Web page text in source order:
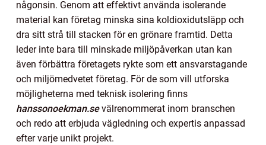
någonsin. Genom att effektivt använda isolerande
material kan företag minska sina koldioxidutsläpp och
dra sitt strå till stacken för en grönare framtid. Detta
leder inte bara till minskade miljöpåverkan utan kan
även förbättra företagets rykte som ett ansvarstagande
och miljömedvetet företag. För de som vill utforska
möjligheterna med teknisk isolering finns
hanssonoekman.sevälrenommerat inom branschen
och redo att erbjuda vägledning och expertis anpassad
efter varje unikt projekt.